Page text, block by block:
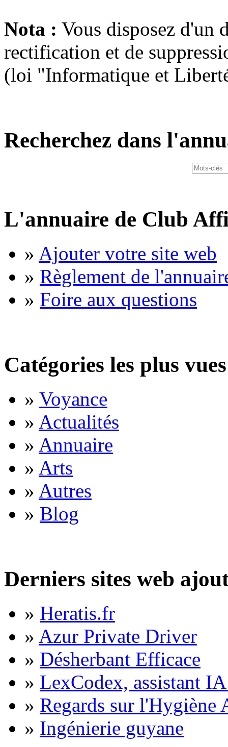
Nota : Vous disposez d'un
rectification et de
(loi "Informatique et
Recherchez dans
L'annuaire de Club
» Ajouter votre site web
» Règlement de
» Foire aux questions
Catégories les plus vues
» Voyance
» Actualités
» Annuaire
» Arts
» Autres
» Blog
Derniers sites web
» Heratis.fr
» Azur Private Driver
» Désherbant Efficace
» LexCodex, assistant
» Regards sur l'Hygiène
» Ingénierie guyane